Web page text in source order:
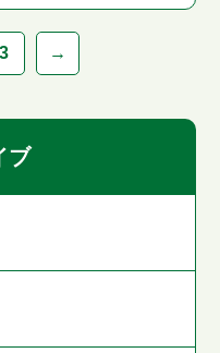
3 →
ブ